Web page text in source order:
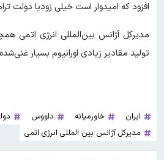
افزود که امیدوار است خیلی زودبا دولت
مدیرکل آژانس بین‌المللی انرژی اتمی
تولید مقادیر زیادی اورانیوم بسیار
ایران خاورمیانه داووس
مدیرکل آژانس بین المللی انرژی اتمی